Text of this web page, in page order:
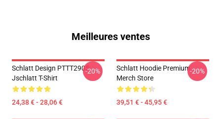
Meilleures ventes
Schlatt Design PTTT2905
Jschlatt T-Shirt
24,38 € - 28,06 €
-20%
Schlatt Hoodie Premium
Merch Store
39,51 € - 45,95 €
-20%